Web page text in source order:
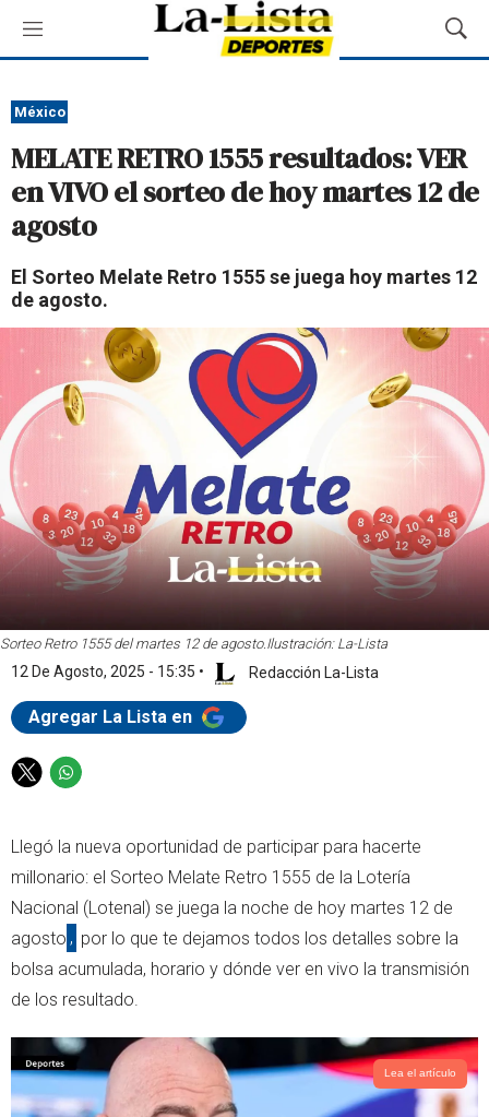
M
e
ú
M
o
a
r
B
q
u
México
MELATE RETRO 1555 resultados: VER
en VIVO el sorteo de hoy martes 12 de
agosto
El Sorteo Melate Retro 1555 se juega hoy martes 12
de agosto.
Sorteo Retro 1555 del martes 12 de agosto. Ilustración: La-Lista
12 De Agosto, 2025 - 15:35 • Redacción La-Lista
Agregar La Lista en
T
t
t
r
W
t
s
p
p
Llegó la nueva oportunidad de participar para hacerte
millonario: el Sorteo Melate Retro 1555 de la Lotería
Nacional (Lotenal) se juega la noche de hoy martes 12 de
agosto , por lo que te dejamos todos los detalles sobre la
bolsa acumulada, horario y dónde ver en vivo la transmisión
de los resultado.
Lea el artículo